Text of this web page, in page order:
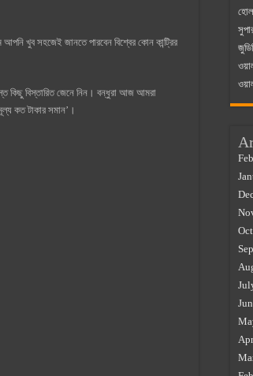
খুব সহজেই জানতে পারবেন বিশ্বের কোন কান্ট্রির
কিছু বিস্তারিত জেনে নিন। বন্ধুরা আজ আমরা
কত টাকার সমান’।